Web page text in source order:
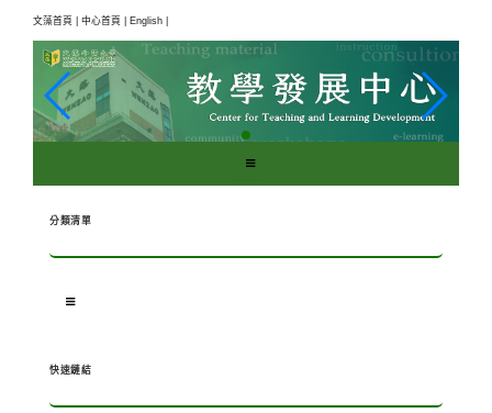
文藻首頁 | 中心首頁 | English |
分類清單
快速鏈結